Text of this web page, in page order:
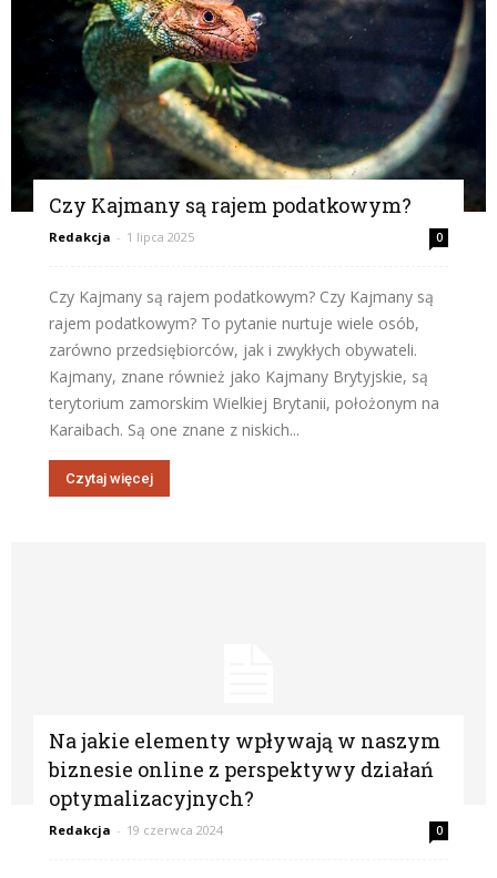
Czy Kajmany są rajem podatkowym?
Redakcja - 1 lipca 2025 0
Czy Kajmany są rajem podatkowym? Czy Kajmany są
rajem podatkowym? To pytanie nurtuje wiele osób,
zarówno przedsiębiorców, jak i zwykłych obywateli.
Kajmany, znane również jako Kajmany Brytyjskie, są
terytorium zamorskim Wielkiej Brytanii, położonym na
Karaibach. Są one znane z niskich...
Czytaj więcej
Na jakie elementy wpływają w naszym
biznesie online z perspektywy działań
optymalizacyjnych?
Redakcja - 19 czerwca 2024 0